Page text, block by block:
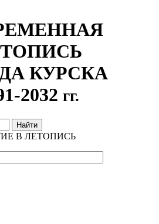
КУРСКА
2032 гг.
Найти
В ЛЕТОПИСЬ